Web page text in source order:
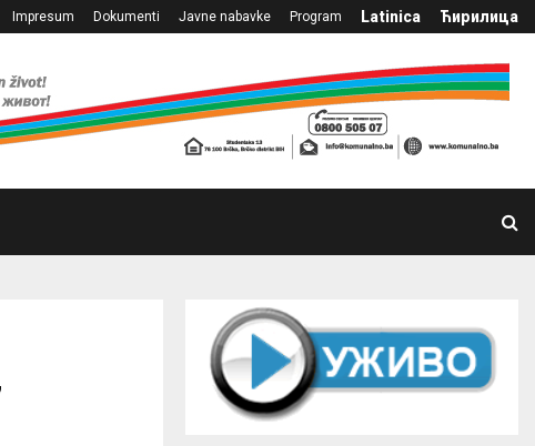
Impresum Dokumenti Javne nabavke Program Latinica Ћирилица